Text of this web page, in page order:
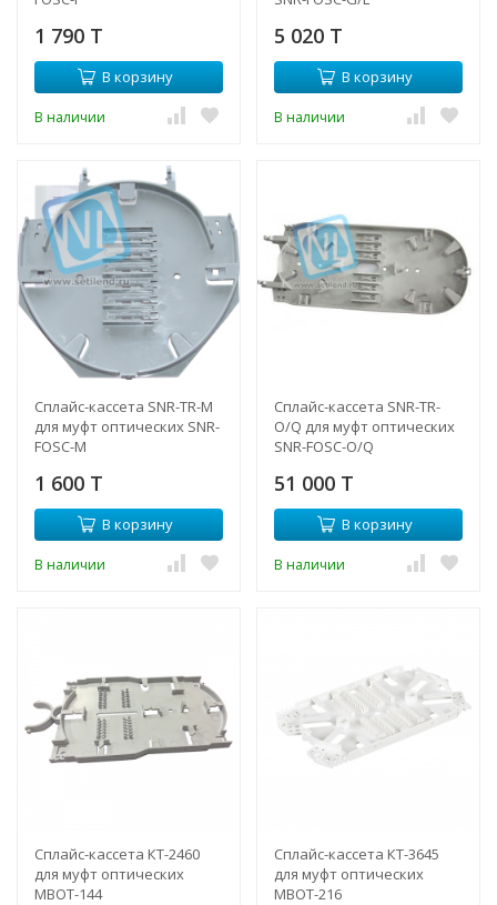
1 790 T
В корзину
В наличии
5 020 T
В корзину
В наличии
Сплайс-кассета SNR-TR-M
для муфт оптических SNR-
FOSC-M
1 600 T
В корзину
В наличии
Сплайс-кассета SNR-TR-
O/Q для муфт оптических
SNR-FOSC-O/Q
51 000 T
В корзину
В наличии
Сплайс-кассета КТ-2460
для муфт оптических
МВОТ-144
Сплайс-кассета КТ-3645
для муфт оптических
МВОТ-216